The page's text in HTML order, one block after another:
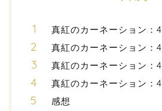
真紅のカーネーション：
真紅のカーネーション：
真紅のカーネーション：
真紅のカーネーション：
感想